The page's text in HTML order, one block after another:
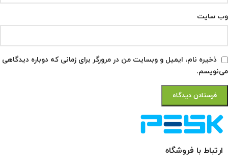
وب‌ سایت
ذخیره نام، ایمیل و وبسایت من در مرورگر برای زمانی که دوباره دیدگاهی
می‌نویسم.
ارتباط با فروشگاه